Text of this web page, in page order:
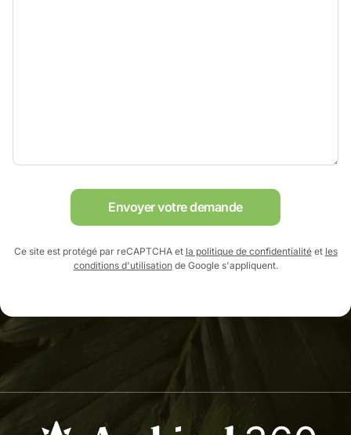
Envoyer votre demande
Ce site est protégé par reCAPTCHA et la politique de confidentialitéet les
conditions d'utilisationde Google s'appliquent.